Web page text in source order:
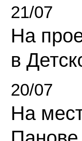
21/07
На
в
20/07
На